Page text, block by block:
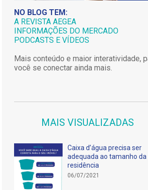
NO BLOG TEM:
A REVISTA AEGEA
INFORMAÇÕES DO MERCADO
PODCASTS E VÍDEOS
Mais conteúdo e maior interatividade,
você se conectar ainda mais.
MAIS VISUALIZADAS
Caixa d’água precisa ser
adequada ao tamanho da
residência
06/07/2021